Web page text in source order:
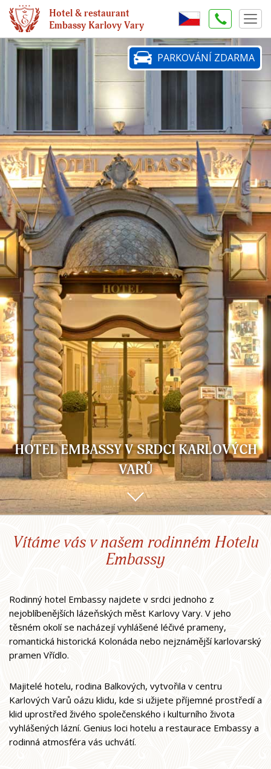
Přejít
Hotel & restaurant
Embassy Karlovy Vary
PARKOVÁNÍ ZDARMA
HOTEL EMBASSY V SRDCI KARLOVÝCH
VARŮ
Vítáme vás v našem rodinném Hotelu
Embassy
Rodinný hotel Embassy najdete v srdci jednoho z
nejoblíbenějších lázeňských měst Karlovy Vary. V jeho
těsném okolí se nacházejí vyhlášené léčivé prameny,
romantická historická Kolonáda nebo nejznámější karlovarský
pramen Vřídlo.
Majitelé hotelu, rodina Balkových, vytvořila v centru
Karlových Varů oázu klidu, kde si užijete příjemné prostředí a
klid uprostřed živého společenského i kulturního života
vyhlášených lázní. Genius loci hotelu a restaurace Embassy a
rodinná atmosféra vás uchvátí.